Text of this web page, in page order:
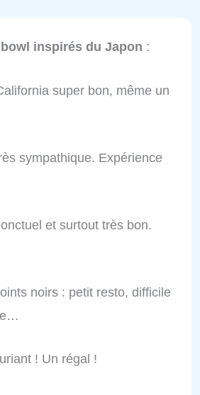
inspirés du Japon :
super bon, même un
sympathique. Expérience
et surtout très bon.
noirs : petit resto, difficile
! Un régal !